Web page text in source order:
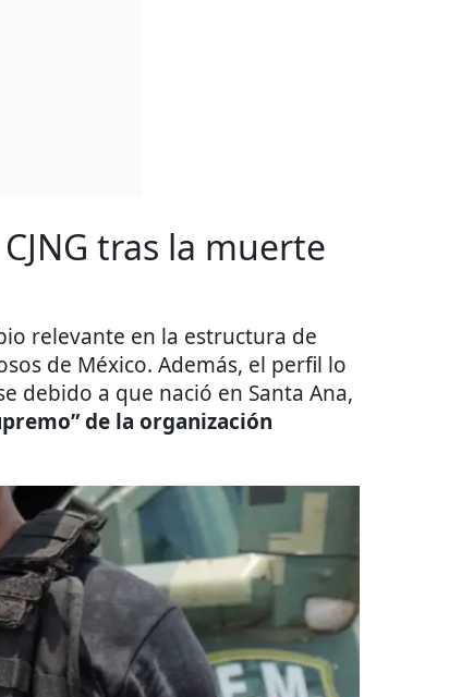
tras la muerte
relevante en la estructura de
de México. Además, el perfil lo
debido a que nació en Santa Ana,
de la organización